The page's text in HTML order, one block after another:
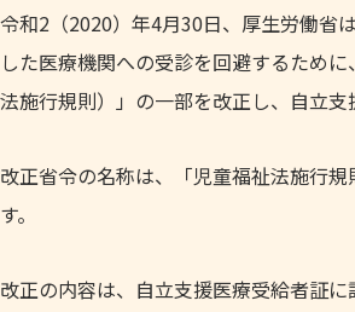
令和2（2020）年4月30日、厚生労働省
した医療機関への受診を回避するため
法施行規則）」の一部を改正し、自立
改正省令の名称は、「児童福祉法施行
す。
改正の内容は、自立支援医療受給者証